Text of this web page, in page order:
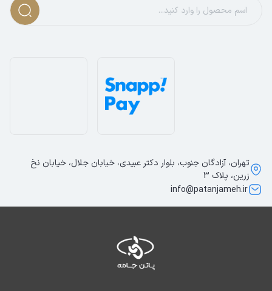
تهران، آزادگان جنوب، بلوار دکتر عبیدی، خیابان جلال، خیابان نخ
زرین، پلاک 3
info@patanjameh.ir